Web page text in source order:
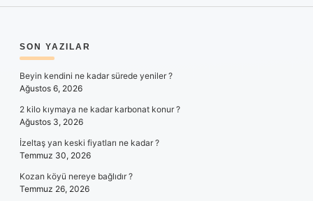
SIDEBAR
SON YAZILAR
Beyin kendini ne kadar sürede yeniler ?
Ağustos 6, 2026
2 kilo kıymaya ne kadar karbonat konur ?
Ağustos 3, 2026
İzeltaş yan keski fiyatları ne kadar ?
Temmuz 30, 2026
Kozan köyü nereye bağlıdır ?
Temmuz 26, 2026